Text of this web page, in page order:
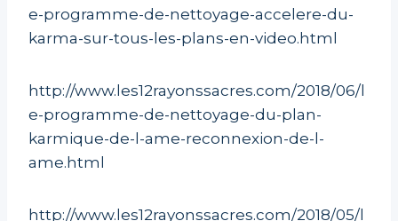
e-programme-de-nettoyage-accelere-du-
karma-sur-tous-les-plans-en-video.html
http://www.les12rayonssacres.com/2018/06/l
e-programme-de-nettoyage-du-plan-
karmique-de-l-ame-reconnexion-de-l-
ame.html
http://www.les12rayonssacres.com/2018/05/l